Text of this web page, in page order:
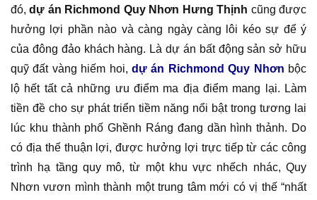
đó,dự án Richmond Quy Nhơn Hưng Thịnh cũng được
hưởng lợi phần nào và càng ngày càng lôi kéo sự để ý
của đông đảo khách hàng. Là dự án bất động sản sở hữu
quỹ đất vàng hiếm hoi, dự án Richmond Quy Nhơn bộc
lộ hết tất cả những ưu điểm ma địa điểm mang lại. Làm
tiền đề cho sự phát triển tiềm năng nổi bật trong tương lai
lúc khu thành phố Ghềnh Ráng đang dần hình thảnh. Do
có địa thế thuận lợi, được hưởng lợi trực tiếp từ các công
trình hạ tầng quy mô, từ một khu vực nhếch nhác, Quy
Nhơn vươn mình thành một trung tâm mới có vị thế “nhất